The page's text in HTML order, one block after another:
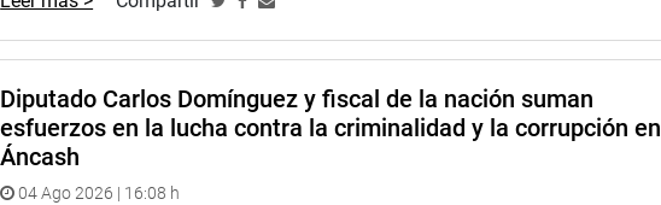
Diputado Carlos Domínguez y fiscal de la nación suman
esfuerzos en la lucha contra la criminalidad y la corrupción en
Áncash
04 Ago 2026 | 16:08 h